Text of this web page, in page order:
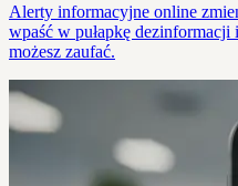
Alerty informacyjne online
wpaść w pułapkę
możesz zaufać.